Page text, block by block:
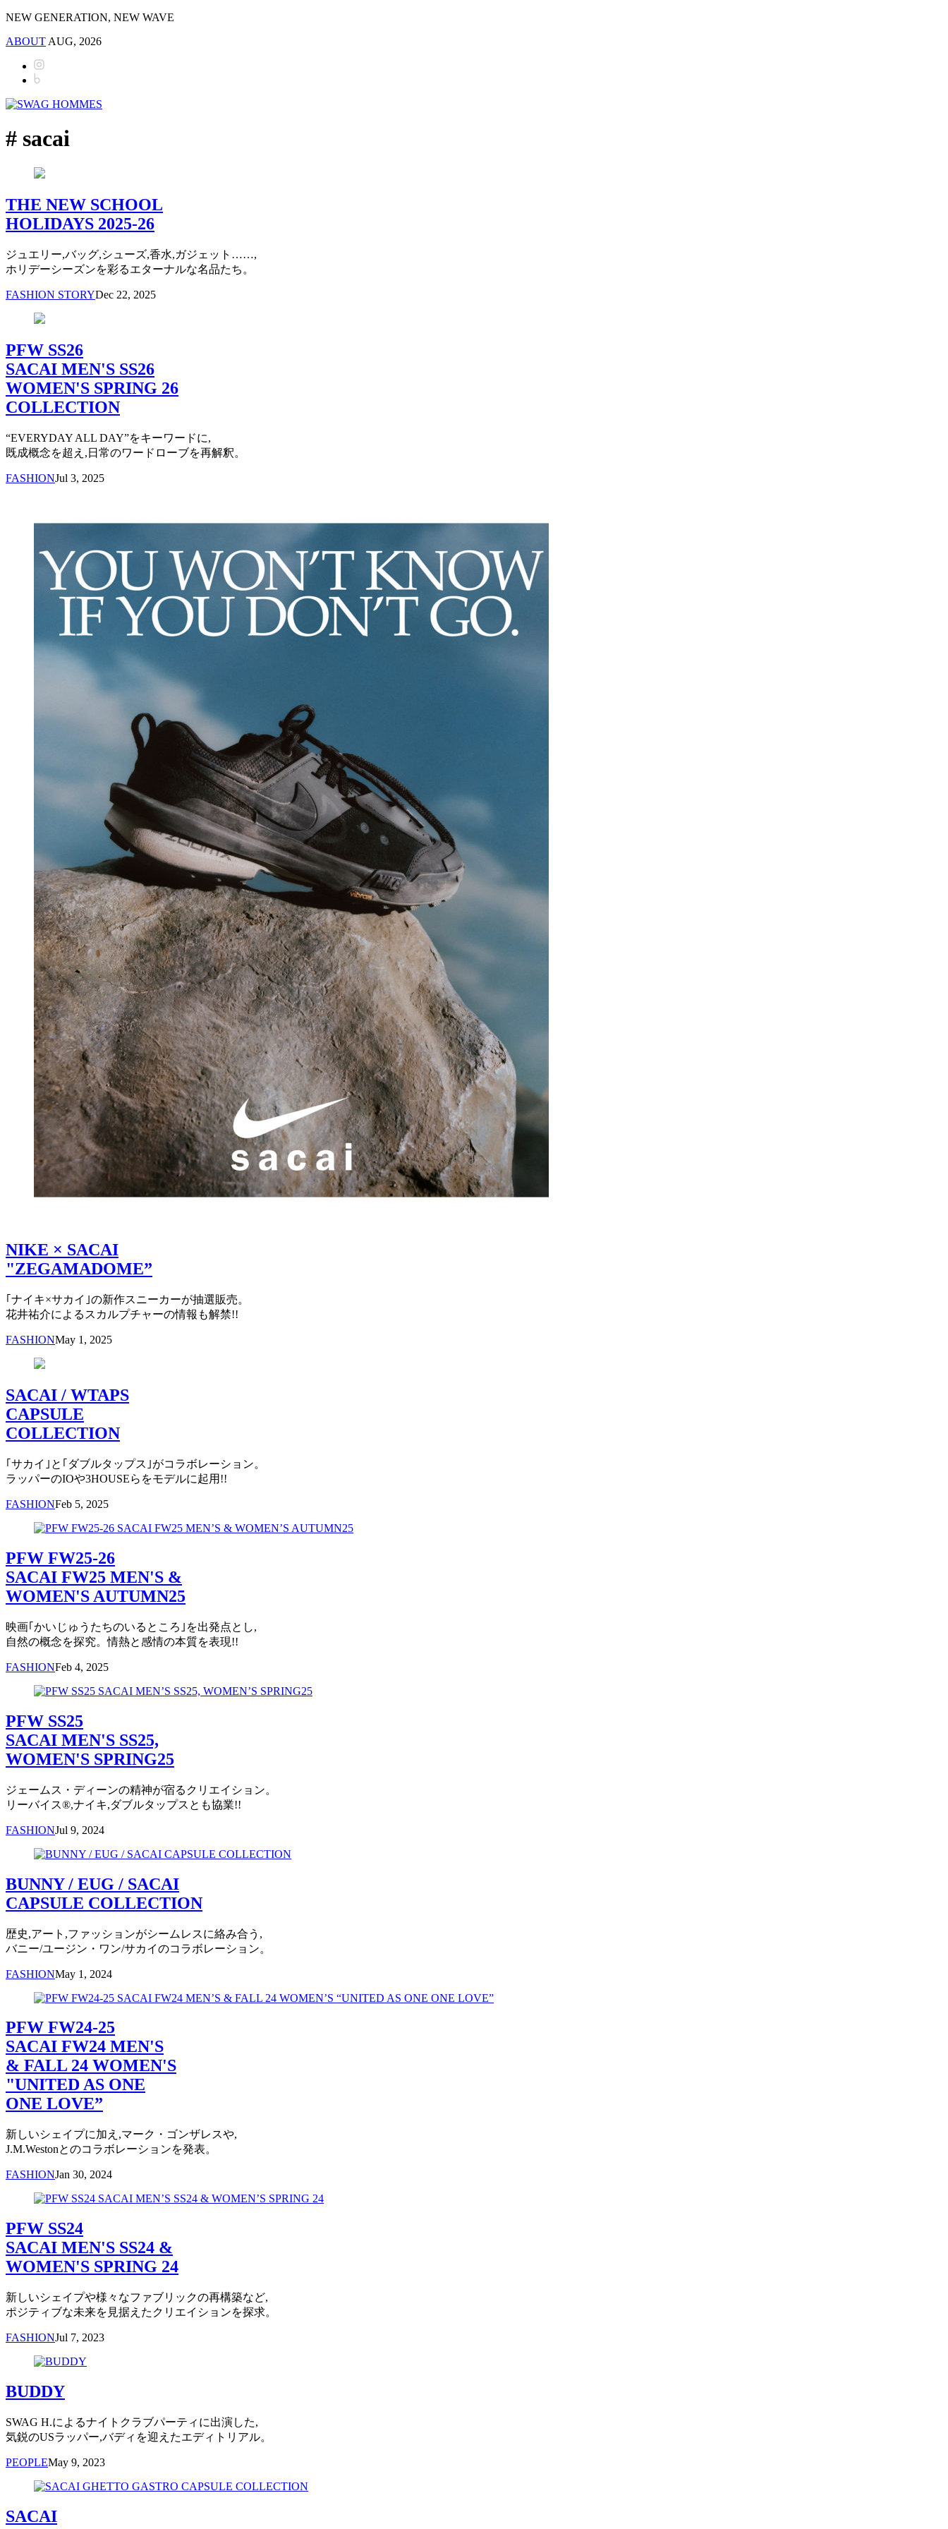
NEW GENERATION, NEW WAVE
ABOUT AUG, 2026
# sacai
THE NEW SCHOOL
HOLIDAYS 2025-26
ジュエリー,バッグ,シューズ,香水,ガジェット……,
ホリデーシーズンを彩るエターナルな名品たち。
FASHION STORYDec 22, 2025
PFW SS26
SACAI MEN'S SS26
WOMEN'S SPRING 26
COLLECTION
“EVERYDAY ALL DAY”をキーワードに,
既成概念を超え,日常のワードローブを再解釈。
FASHIONJul 3, 2025
NIKE × SACAI
"ZEGAMADOME”
｢ナイキ×サカイ｣の新作スニーカーが抽選販売。
花井祐介によるスカルプチャーの情報も解禁!!
FASHIONMay 1, 2025
SACAI / WTAPS
CAPSULE
COLLECTION
｢サカイ｣と｢ダブルタップス｣がコラボレーション。
ラッパーのIOや3HOUSEらをモデルに起用!!
FASHIONFeb 5, 2025
PFW FW25-26
SACAI FW25 MEN'S &
WOMEN'S AUTUMN25
映画｢かいじゅうたちのいるところ｣を出発点とし,
自然の概念を探究。情熱と感情の本質を表現!!
FASHIONFeb 4, 2025
PFW SS25
SACAI MEN'S SS25,
WOMEN'S SPRING25
ジェームス・ディーンの精神が宿るクリエイション。
リーバイス®,ナイキ,ダブルタップスとも協業!!
FASHIONJul 9, 2024
BUNNY / EUG / SACAI
CAPSULE COLLECTION
歴史,アート,ファッションがシームレスに絡み合う,
バニー/ユージン・ワン/サカイのコラボレーション。
FASHIONMay 1, 2024
PFW FW24-25
SACAI FW24 MEN'S
& FALL 24 WOMEN'S
"UNITED AS ONE
ONE LOVE”
新しいシェイプに加え,マーク・ゴンザレスや,
J.M.Westonとのコラボレーションを発表。
FASHIONJan 30, 2024
PFW SS24
SACAI MEN'S SS24 &
WOMEN'S SPRING 24
新しいシェイプや様々なファブリックの再構築など,
ポジティブな未来を見据えたクリエイションを探求。
FASHIONJul 7, 2023
BUDDY
SWAG H.によるナイトクラブパーティに出演した,
気鋭のUSラッパー,バディを迎えたエディトリアル。
PEOPLEMay 9, 2023
SACAI